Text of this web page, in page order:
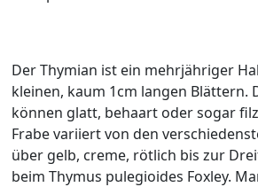
Der Thymian ist ein mehrjähriger
kleinen, kaum 1cm langen Blättern.
können glatt, behaart oder sogar
Frabe variiert von den
über gelb, creme, rötlich bis zur
beim Thymus pulegioides Foxley.